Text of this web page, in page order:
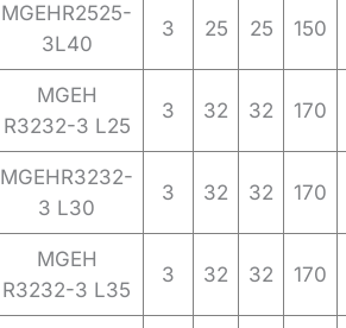
MGEHR2525-
3L40
3 25 25 150
MGEH
R3232-3 L25
3 32 32 170
MGEHR3232-
3 L30
3 32 32 170
MGEH
R3232-3 L35
3 32 32 170